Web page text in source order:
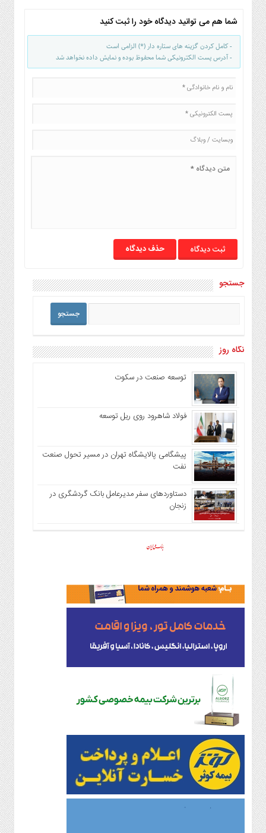
شما هم می توانید دیدگاه خود را ثبت کنید
- کامل کردن گزینه های ستاره دار (*) الزامی است
- آدرس پست الکترونیکی شما محفوظ بوده و نمایش داده نخواهد شد
حذف دیدگاه
جستجو
نگاه روز
توسعه صنعت در سکوت
فولاد شاهرود روی ریل توسعه
پیشگامی پالایشگاه تهران در مسیر تحول صنعت
نفت
دستاوردهای سفر مدیرعامل بانک گردشگری در
زنجان